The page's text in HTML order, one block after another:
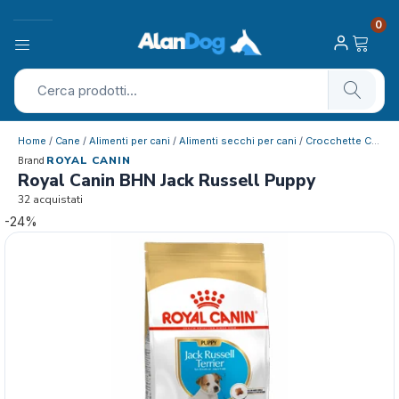
0
Home / Cane / Alimenti per cani / Alimenti secchi per cani / Crocchette Cucciolo
Brand ROYAL CANIN
Royal Canin BHN Jack Russell Puppy
32 acquistati
-24%